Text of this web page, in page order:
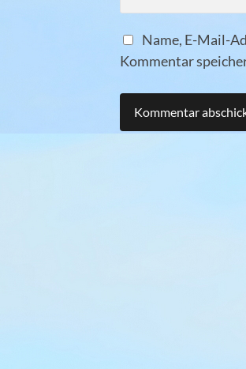
Name, E-Mail-
Kommentar